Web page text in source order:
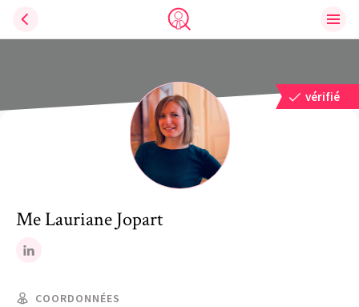
Trouve un avocat
MeLaurianeJopart
vérifié
LinkedIn
COORDONNÉES